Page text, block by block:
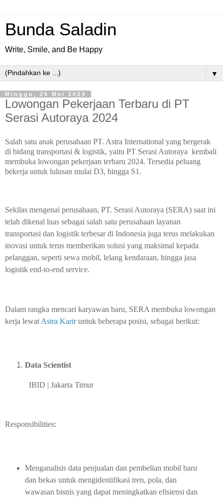
Bunda Saladin
Write, Smile, and Be Happy
▼
Minggu, 26 Mei 2024
Lowongan Pekerjaan Terbaru di PT
Serasi Autoraya 2024
Salah satu anak perusahaan PT. Astra International yang bergerak
di bidang transportasi & logistik, yaitu PT Serasi Autoraya kembali
membuka lowongan pekerjaan terbaru 2024. Tersedia peluang
bekerja untuk lulusan mulai D3, hingga S1.
Sekilas mengenai perusahaan, PT. Serasi Autoraya (SERA) saat ini
telah dikenal luas sebagai salah satu perusahaan layanan
transportasi dan logistik terbesar di Indonesia juga terus melakukan
inovasi untuk terus memberikan solusi yang maksimal kepada
pelanggan, seperti sewa mobil, lelang kendaraan, hingga jasa
logistik end-to-end service.
Dalam rangka mencari karyawan baru, SERA membuka lowongan
kerja lewat Astra Kariruntuk beberapa posisi, sebagai berikut:
Data Scientist
IBID | Jakarta Timur
Responsibilities:
Menganalisis data penjualan dan pembelian mobil baru
dan bekas untuk mengidentifikasi tren, pola, dan
wawasan bisnis yang dapat meningkatkan efisiensi dan